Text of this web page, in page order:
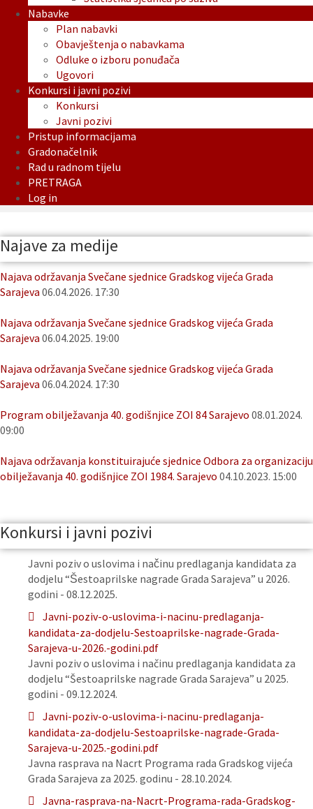
Nabavke
Plan nabavki
Obavještenja o nabavkama
Odluke o izboru ponuđača
Ugovori
Konkursi i javni pozivi
Konkursi
Javni pozivi
Pristup informacijama
Gradonačelnik
Rad u radnom tijelu
PRETRAGA
Log in
Najave za medije
Najava održavanja Svečane sjednice Gradskog vijeća Grada
Sarajeva 06.04.2026. 17:30
Najava održavanja Svečane sjednice Gradskog vijeća Grada
Sarajeva 06.04.2025. 19:00
Najava održavanja Svečane sjednice Gradskog vijeća Grada
Sarajeva 06.04.2024. 17:30
Program obilježavanja 40. godišnjice ZOI 84 Sarajevo 08.01.2024.
09:00
Najava održavanja konstituirajuće sjednice Odbora za organizaciju
obilježavanja 40. godišnjice ZOI 1984. Sarajevo 04.10.2023. 15:00
Konkursi i javni pozivi
Javni poziv o uslovima i načinu predlaganja kandidata za
dodjelu “Šestoaprilske nagrade Grada Sarajeva” u 2026.
godini - 08.12.2025.
Javni-poziv-o-uslovima-i-nacinu-predlaganja-
kandidata-za-dodjelu-Sestoaprilske-nagrade-Grada-
Sarajeva-u-2026.-godini.pdf
Javni poziv o uslovima i načinu predlaganja kandidata za
dodjelu “Šestoaprilske nagrade Grada Sarajeva” u 2025.
godini - 09.12.2024.
Javni-poziv-o-uslovima-i-nacinu-predlaganja-
kandidata-za-dodjelu-Sestoaprilske-nagrade-Grada-
Sarajeva-u-2025.-godini.pdf
Javna rasprava na Nacrt Programa rada Gradskog vijeća
Grada Sarajeva za 2025. godinu - 28.10.2024.
Javna-rasprava-na-Nacrt-Programa-rada-Gradskog-